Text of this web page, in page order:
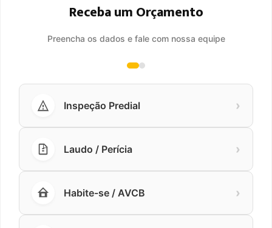
Receba um Orçamento
Preencha os dados e fale com nossa equipe
Inspeção Predial ›
Laudo / Perícia ›
Habite-se / AVCB ›